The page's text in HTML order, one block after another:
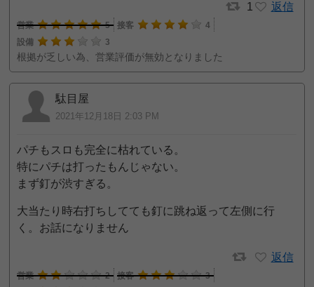
1 返信
営業 5 接客
4
設備
3
根拠が乏しい為、営業評価が無効となりました
駄目屋
2021年12月18日 2:03 PM
パチもスロも完全に枯れている。
特にパチは打ったもんじゃない。
まず釘が渋すぎる。
大当たり時右打ちしてても釘に跳ね返って左側に行
く。お話になりません
返信
営業 2 接客
3